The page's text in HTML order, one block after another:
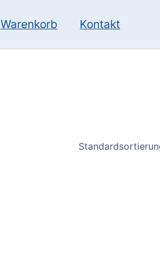
Warenkorb Kontakt